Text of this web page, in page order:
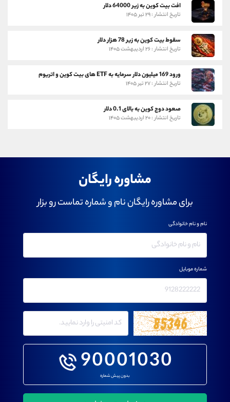
افت بیت کوین به زیر 64000 دلار
تاریخ انتشار : ۲۹ تیر ۱۴۰۵
سقوط بیت کوین به زیر 78 هزار دلار
تاریخ انتشار : ۲۶ اردیبهشت ۱۴۰۵
ورود 169 میلیون دلار سرمایه به ETF های بیت کوین و اتریوم
تاریخ انتشار : ۲۷ تیر ۱۴۰۵
صعود دوج کوین به بالای 0.1 دلار
تاریخ انتشار : ۲۰ اردیبهشت ۱۴۰۵
مشاوره رایگان
برای مشاوره رایگان نام و شماره تماست رو بزار
90001030
بدون پیش شماره
نام و نام خانوادگی
شماره موبایل